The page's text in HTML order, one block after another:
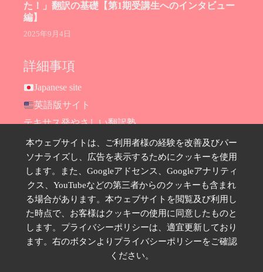
た！」翻訳の基礎【第1期受講生へのインタビュー
編】
2025年9月4日
詳細事項
Japanese site
英語版サイト
テキサス発やさしい翻訳塾
Hana Ransom Shop
Site map
お問い合わせ
プライバシーポリシー
特定商取引法に基づく表示
SNSのフォローはこちら
本ウェブサイトは、ご利用者様の経験を改善及びパー
ソナライズし、広告を表示するためにクッキーを使用
します。また、Googleアドセンス、Googleアナリティ
クス、YouTubeなどの第三者からのクッキーも含まれ
る場合があります。本ウェブサイトを閲覧及び利用し
た時点で、お客様はクッキーの使用に同意したものと
します。プライバシーポリシーは、適宜更新しており
ます。右のボタンよりプライバシーポリシーをご確認
ください。